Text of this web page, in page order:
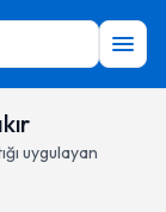
uygulayan